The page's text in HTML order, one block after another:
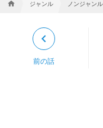
home ジャンル ノンジャンル
keyboard_arrow_left
前の話